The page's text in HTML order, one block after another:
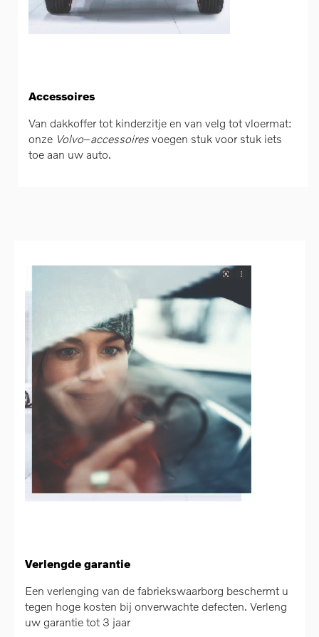
Accessoires
Van dakkoffer tot kinderzitje en van velg tot vloermat:
onze Volvo–accessoires voegen stuk voor stuk iets
toe aan uw auto.
Verlengde garantie
Een verlenging van de fabriekswaarborg beschermt u
tegen hoge kosten bij onverwachte defecten. Verleng
uw garantie tot 3 jaar